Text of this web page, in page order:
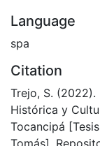
Language
spa
Citation
Trejo, S.
Histórica y
Tocancipá